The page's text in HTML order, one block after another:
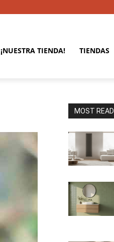
¡NUESTRA TIENDA! TIENDAS
MOST READ